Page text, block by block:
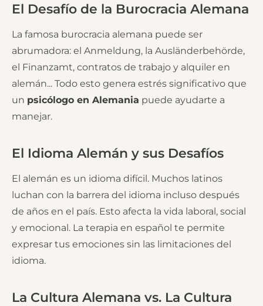
El Desafío de la Burocracia Alemana
La famosa burocracia alemana puede ser
abrumadora: el Anmeldung, la Ausländerbehörde,
el Finanzamt, contratos de trabajo y alquiler en
alemán... Todo esto genera estrés significativo que
un psicólogo en Alemania puede ayudarte a
manejar.
El Idioma Alemán y sus Desafíos
El alemán es un idioma difícil. Muchos latinos
luchan con la barrera del idioma incluso después
de años en el país. Esto afecta la vida laboral, social
y emocional. La terapia en español te permite
expresar tus emociones sin las limitaciones del
idioma.
La Cultura Alemana vs. La Cultura